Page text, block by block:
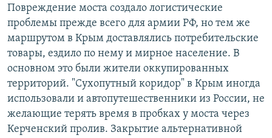
Повреждение моста создало логистические
проблемы прежде всего для армии РФ, но тем же
маршрутом в Крым доставлялись потребительские
товары, ездило по нему и мирное население. В
основном это были жители оккупированных
территорий. "Сухопутный коридор" в Крым иногда
использовали и автопутешественники из России, не
желающие терять время в пробках у моста через
Керченский пролив. Закрытие альтернативной